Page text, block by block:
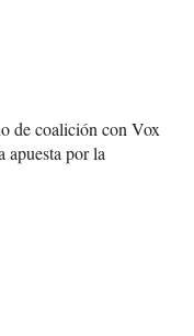
de coalición con Vox
apuesta por la